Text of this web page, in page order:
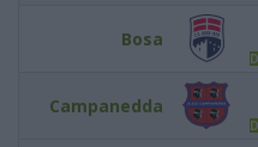
Bosa
Campanedda